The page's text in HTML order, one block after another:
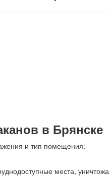
в Брянске
и тип помещения:
места,